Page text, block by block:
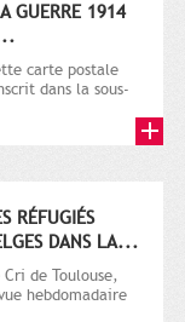
GUERRE 1914
carte postale
dans la sous-
milliers de...
RÉFUGIÉS
DANS LA...
Cri de Toulouse,
hebdomadaire